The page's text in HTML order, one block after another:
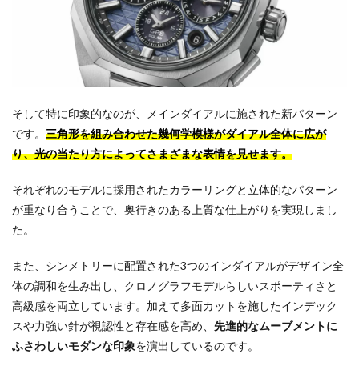
そして特に印象的なのが、メインダイアルに施された新パターン
です。 三角形を組み合わせた幾何学模様がダイアル全体に広が
り、光の当たり方によってさまざまな表情を見せます。
それぞれのモデルに採用されたカラーリングと立体的なパターン
が重なり合うことで、奥行きのある上質な仕上がりを実現しまし
た。
また、シンメトリーに配置された3つのインダイアルがデザイン全
体の調和を生み出し、クロノグラフモデルらしいスポーティさと
高級感を両立しています。加えて多面カットを施したインデック
スや力強い針が視認性と存在感を高め、 先進的なムーブメントに
ふさわしいモダンな印象を演出しているのです。